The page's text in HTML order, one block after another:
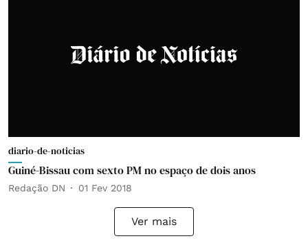
diario-de-noticias
Guiné-Bissau com sexto PM no espaço de dois anos
Redação DN 01 Fev 2018
Ver mais